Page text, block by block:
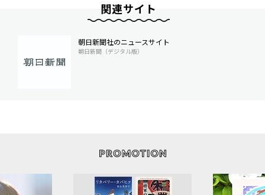
関連サイト
朝日新聞社のニュースサイト
朝日新聞（デジタル版）